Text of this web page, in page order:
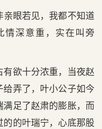
亲眼若见，我都不知道
情深意重，实在叫旁
欲十分浓重，当夜赵
弄了，叶小公子如今
足了赵肃的膨胀，而
的叶瑞宁，心底那股